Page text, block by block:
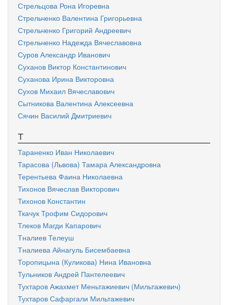
Стрельцова Рона Игоревна
Стрельченко Валентина Григорьевна
Стрельченко Григорий Андреевич
Стрельченко Надежда Вячеславовна
Суров Александр Иванович
Суханов Виктор Константинович
Суханова Ирина Викторовна
Сухов Михаил Вячеславович
Сытникова Валентина Алексеевна
Сячин Василий Дмитриевич
Т
Тараненко Иван Николаевич
Тарасова (Львова) Тамара Александровна
Терентьева Фаина Николаевна
Тихонов Вячеслав Викторович
Тихонов Константин
Ткачук Трофим Сидорович
Тлеков Магди Капарович
Тналиев Телеуш
Тналиева Айнагуль Бисембаевна
Торопицына (Куликова) Нина Ивановна
Тульников Андрей Пантелеевич
Тухтаров Ажахмет Меньтажиевич (Мильтажевич)
Тухтаров Сафаргали Мильтажевич